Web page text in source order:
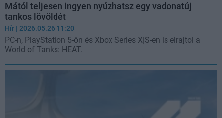
Mától teljesen ingyen nyúzhatsz egy vadonatúj
tankos lövöldét
Hír | 2026.05.26 11:20
PC-n, PlayStation 5-ön és Xbox Series X|S-en is elrajtol a
World of Tanks: HEAT.